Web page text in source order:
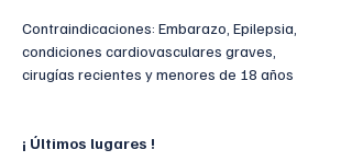
Contraindicaciones: Embarazo, Epilepsia,
condiciones cardiovasculares graves,
cirugías recientes y menores de 18 años
¡ Últimos lugares !